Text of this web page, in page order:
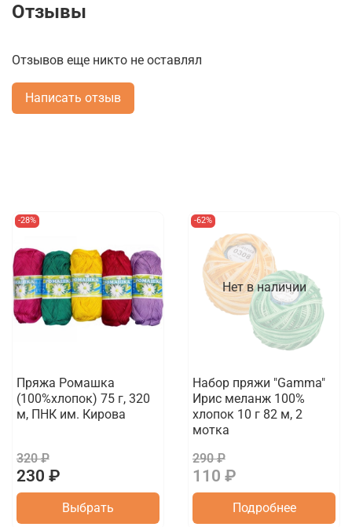
Отзывы
Отзывов еще никто не оставлял
Написать отзыв
-28%
Пряжа Ромашка
(100%хлопок) 75 г, 320
м, ПНК им. Кирова
320 ₽
230 ₽
Выбрать
Нет в наличии
-62%
Набор пряжи "Gamma"
Ирис меланж 100%
хлопок 10 г 82 м, 2
мотка
290 ₽
110 ₽
Подробнее